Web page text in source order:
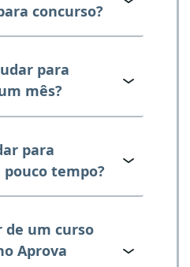
concurso?
para
mês?
para
tempo?
de um curso
Aprova